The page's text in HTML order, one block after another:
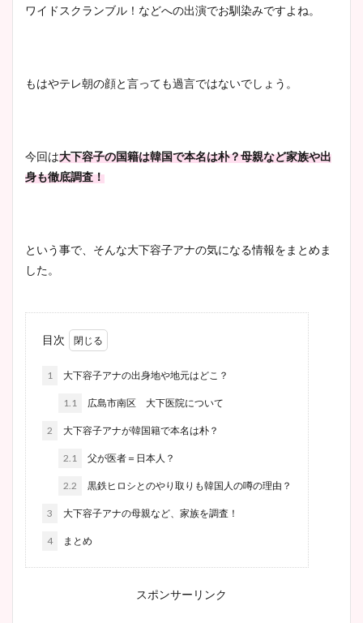
ワイドスクランブル！などへの出演でお馴染みですよね。
もはやテレ朝の顔と言っても過言ではないでしょう。
今回は大下容子の国籍は韓国で本名は朴？母親など家族や出
身も徹底調査！
という事で、そんな大下容子アナの気になる情報をまとめま
した。
目次
1 大下容子アナの出身地や地元はどこ？
1.1 広島市南区 大下医院について
2 大下容子アナが韓国籍で本名は朴？
2.1 父が医者＝日本人？
2.2 黒鉄ヒロシとのやり取りも韓国人の噂の理由？
3 大下容子アナの母親など、家族を調査！
4 まとめ
スポンサーリンク